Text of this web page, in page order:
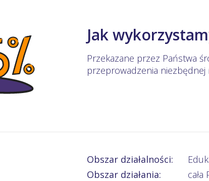
Jak
Przekazane przez Państwa
przeprowadzenia
Obszar działalności:
Obszar działania:
cała